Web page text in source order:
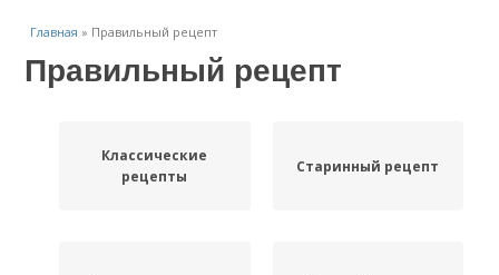
Главная » Правильный рецепт
Правильный рецепт
Классические
рецепты
Старинный рецепт